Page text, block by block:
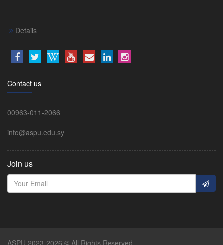
Details
Contact us
00963-011-2066
info@aspu.edu.sy
Join us
ASPU 2023-2026 © All Rights Reserved